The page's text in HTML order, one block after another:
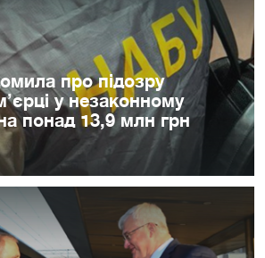
про підозру
у незаконному
понад 13,9 млн грн